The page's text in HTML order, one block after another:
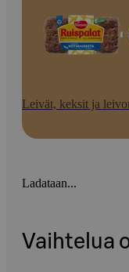
Leivät, keksit ja
Ladataan...
Vaihtelua